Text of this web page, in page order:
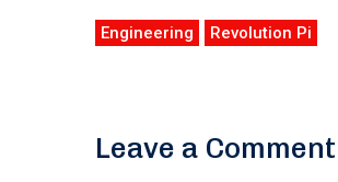
Engineering Revolution Pi
Leave a Comment